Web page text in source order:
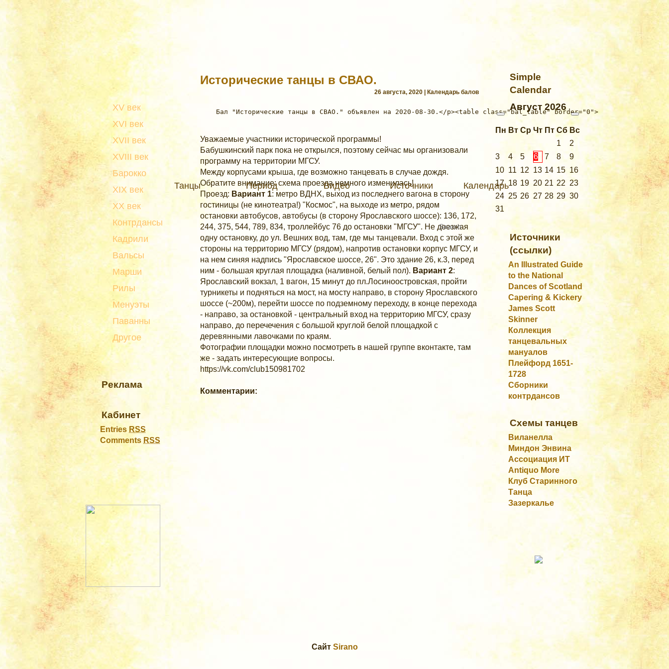
Танцы Период Видео Источники Календарь
XV век
XVI век
XVII век
XVIII век
Барокко
XIX век
XX век
Контрдансы
Кадрили
Вальсы
Марши
Рилы
Менуэты
Паванны
Другое
Реклама
Кабинет
Entries RSS
Comments RSS
Исторические танцы в СВАО.
26 августа, 2020 | Календарь балов
Уважаемые участники исторической программы!
Бабушкинский парк пока не открылся, поэтому сейчас мы организовали
программу на территории МГСУ.
Между корпусами крыша, где возможно танцевать в случае дождя.
Обратите внимание: схема проезда немного изменилась!
Проезд: Вариант 1: метро ВДНХ, выход из последнего вагона в сторону
гостиницы (не кинотеатра!) "Космос", на выходе из метро, рядом
остановки автобусов, автобусы (в сторону Ярославского шоссе): 136, 172,
244, 375, 544, 789, 834, троллейбус 76 до остановки "МГСУ". Не доезжая
одну остановку, до ул. Вешних вод, там, где мы танцевали. Вход с этой же
стороны на территорию МГСУ (рядом), напротив остановки корпус МГСУ, и
на нем синяя надпись "Ярославское шоссе, 26". Это здание 26, к.3, перед
ним - большая круглая площадка (наливной, белый пол). Вариант 2:
Ярославский вокзал, 1 вагон, 15 минут до пл.Лосиноостровская, пройти
турникеты и подняться на мост, на мосту направо, в сторону Ярославского
шоссе (~200м), перейти шоссе по подземному переходу, в конце перехода
- направо, за остановкой - центральный вход на территорию МГСУ, сразу
направо, до перечечения с большой круглой белой площадкой с
деревянными лавочками по краям.
Фотографии площадки можно посмотреть в нашей группе вконтакте, там
же - задать интересующие вопросы.
https://vk.com/club150981702
Комментарии:
Simple
Calendar
Август 2026
Пн Вт Ср Чт Пт Сб Вс
1
2
3
4 5 6 7 8
9
10 11 12 13 14 15 16
17 18 19 20 21 22 23
24 25 26 27 28 29 30
31
Источники
(ссылки)
An Illustrated Guide
to the National
Dances of Scotland
Capering & Kickery
James Scott
Skinner
Коллекция
танцевальных
мануалов
Плейфорд 1651-
1728
Сборники
контрдансов
Схемы танцев
Виланелла
Миндон Энвина
Ассоциация ИТ
Antiquo More
Клуб Старинного
Танца
Зазеркалье
Сайт Sirano